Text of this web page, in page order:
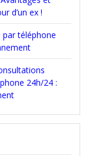
d’un ex !
par téléphone
24h/24 :